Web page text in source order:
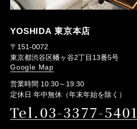
YOSHIDA 東京本店
〒151-0072
東京都渋谷区幡ヶ谷2丁目13番5号
Google Map
営業時間 10:30～19:30
定休日 年中無休（年末年始を除く）
Tel.03-3377-5401